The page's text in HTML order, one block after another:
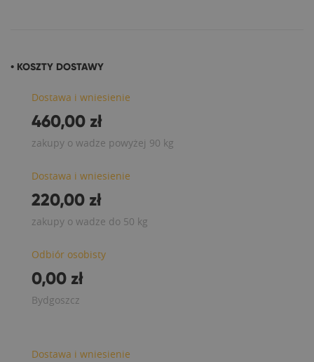
• KOSZTY DOSTAWY
Dostawa i wniesienie
460,00 zł
zakupy o wadze powyżej 90 kg
Dostawa i wniesienie
220,00 zł
zakupy o wadze do 50 kg
Odbiór osobisty
0,00 zł
Bydgoszcz
Dostawa i wniesienie